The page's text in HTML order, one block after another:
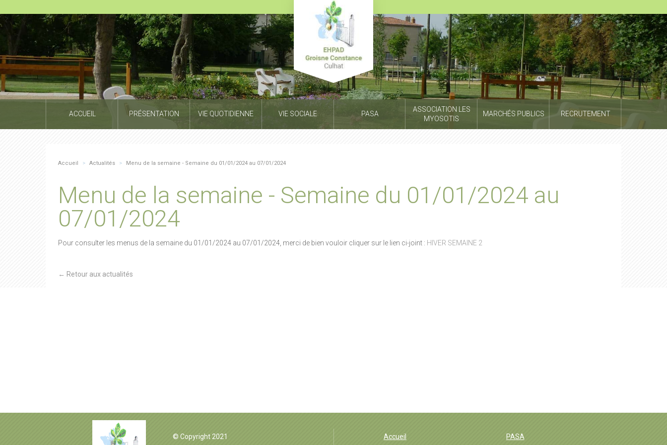
ACCUEIL PRÉSENTATION VIE QUOTIDIENNE VIE SOCIALE PASA
ASSOCIATION LES
MYOSOTIS
MARCHÉS PUBLICS RECRUTEMENT
Accueil > Actualités > Menu de la semaine - Semaine du 01/01/2024 au 07/01/2024
Menu de la semaine - Semaine du 01/01/2024 au
07/01/2024
Pour consulter les menus de la semaine du 01/01/2024 au 07/01/2024, merci de bien vouloir cliquer sur le lien ci-joint : HIVER SEMAINE 2
← Retour aux actualités
© Copyright 2021 Accueil PASA